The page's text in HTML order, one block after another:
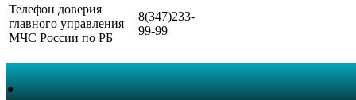
Телефон доверия
главного управления
МЧС России по РБ
8(347)233-
99-99
.